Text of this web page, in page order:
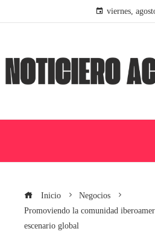
viernes,
Inicio
Negocios
Promoviendo la comunidad
escenario global